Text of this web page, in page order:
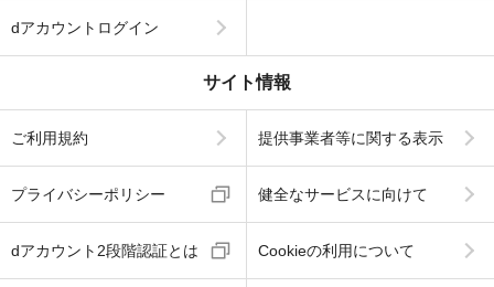
dアカウントログイン
サイト情報
ご利用規約 提供事業者等に関する表示
プライバシーポリシー 健全なサービスに向けて
dアカウント2段階認証とは Cookieの利用について